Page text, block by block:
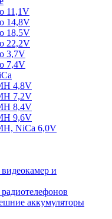
11,1V
14,8V
18,5V
22,2V
3,7V
7,4V
4,8V
7,2V
8,4V
9,6V
NiCa 6,0V
и
аккумуляторы